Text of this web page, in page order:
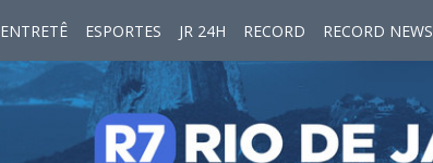
ENTRETÊ ESPORTES JR 24H RECORD RECORD NEWS